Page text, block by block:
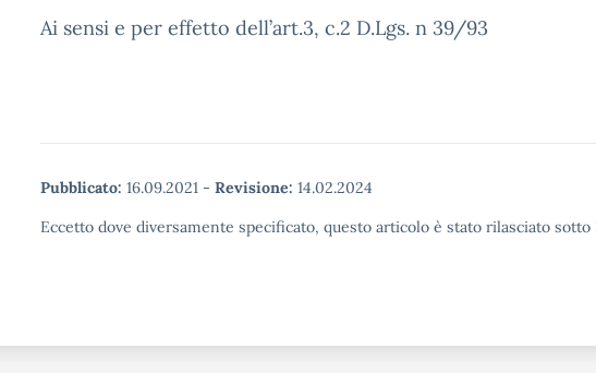
Ai sensi e per effetto dell’art.3, c.2 D.Lgs. n 39/93
Pubblicato: 16.09.2021 - Revisione: 14.02.2024
Eccetto dove diversamente specificato, questo articolo è stato rilasciato